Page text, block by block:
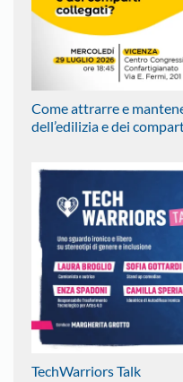
Come attrarre e
dell’edilizia e dei
TechWarriors Talk